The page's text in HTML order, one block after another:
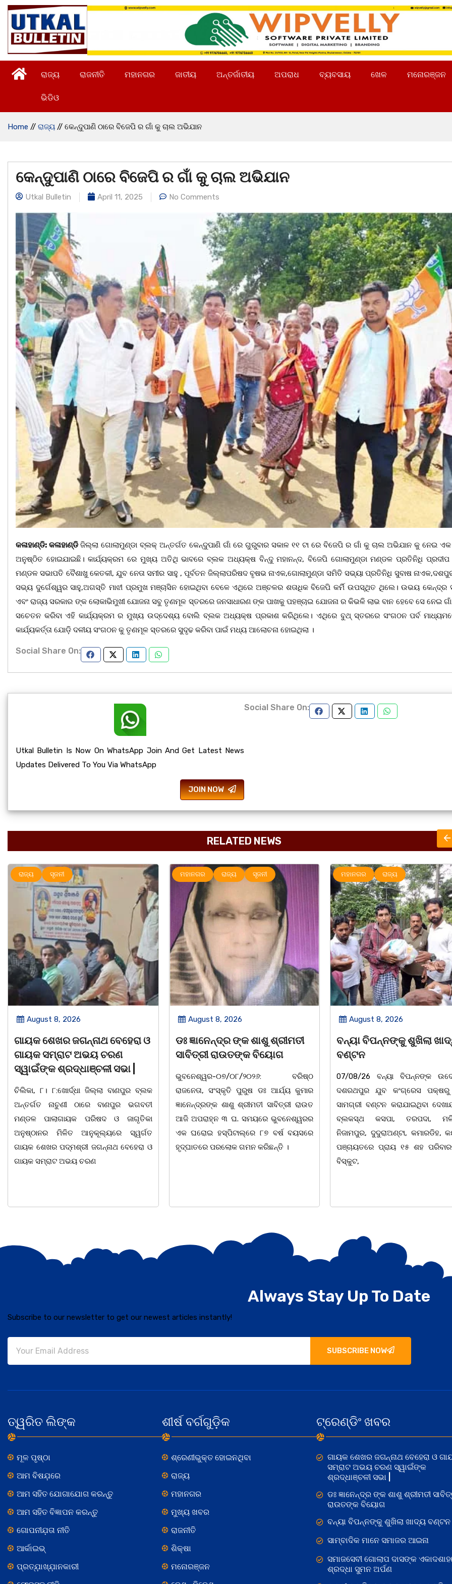
ରାଜ୍ୟ ରାଜନୀତି ମହାନଗର ଜାତୀୟ ଅନ୍ତର୍ଜାତୀୟ ଅପରାଧ ବ୍ୟବସାୟ ଖେଳ ମନୋରଞ୍ଜନ
ଭିଡିଓ
Home // ରାଜ୍ୟ // କେନ୍ଦୁପାଣି ଠାରେ ବିଜେପି ର ଗାଁ କୁ ଚାଲ ଅଭିଯାନ
କେନ୍ଦୁପାଣି ଠାରେ ବିଜେପି ର ଗାଁ କୁ ଚାଲ ଅଭିଯାନ
Utkal Bulletin April 11, 2025 No Comments
କଳାହାଣ୍ଡି: କଳାହାଣ୍ଡିଜିଲ୍ଲା ଗୋଲାମୁଣ୍ଡା ବ୍ଲକ୍ ଅନ୍ତର୍ଗତ କେନ୍ଦୁପାଣି ଗାଁ ରେ ଗୁରୁବାର ସକାଳ ୧୧ ଟା ରେ ବିଜେପି ର ଗାଁ କୁ ଚାଲ ଅଭିଯାନ କୁ ନେଇ
ଅନୁଷ୍ଠିତ ହୋଇଯାଇଛି। କାର୍ଯ୍ୟକ୍ରମ ରେ ମୁଖ୍ୟ ଅତିଥି ଭାବରେ ବ୍ଲକ ଅଧ୍ୟକ୍ଷ ବିନ୍ଦୁ ମହାନନ୍ଦ, ବିଜେପି ଗୋଲାମୁଣ୍ଡା ମଣ୍ଡଳ ପ୍ରତିନିଧି ପ୍ରଦୀପ
ମଣ୍ଡଳ ସଭାପତି ବୈଶାଖୁ କେତକୀ, ଯୁବ ନେତା ସମୀର ସାହୁ , ପୂର୍ବତନ ଜିଲ୍ଲାପରିଷଦ ବୃଷଭ ନାଏକ,ଗୋଲାମୁଣ୍ଡା ସମିତି ସଭ୍ୟା ପ୍ରତିନିଧି ସୁବାଷ
ସଭ୍ୟ ଦୁର୍ଗେଶ୍ୱର ସାହୁ,ଅଗସ୍ତି ମାଝୀ ପ୍ରମୁଖ ମଞ୍ଚାସିନ ହୋଇଥିବା ବେଳେ ଏଥିରେ ଅଞ୍ଚଳର ଶତାଧିକ ବିଜେପି କର୍ମି ଉପସ୍ଥିତ ଥିଲେ। ଉଭୟ କେନ୍ଦ୍ର
ଏବଂ ରାଜ୍ୟ ସରକାର ଙ୍କ ଲୋକାଭିମୁଖୀ ଯୋଜନା ସବୁ ତୃଣମୂଳ ସ୍ତରରେ ଜନସାଧାରଣ ଙ୍କ ପାଖକୁ ପହଞ୍ଚାଇ ଯୋଜନା ର କିଭଳି ଲାଭ ବାନ ହେବେ ସେ ନେଇ ଗାଁ
ସଚେତନ କରିବା ଏହି କାର୍ଯ୍ୟକ୍ରମ ର ମୁଖ୍ୟ ଉଦ୍ଦେଶ୍ୟ ବୋଲି ବ୍ଲକ ଅଧ୍ୟକ୍ଷ ପ୍ରକାଶ କରିଥିଲେ। ଏଥିରେ ବୁଥ୍ ସ୍ତରରେ ସଂଗଠନ ପର୍ବ
କାର୍ଯ୍ୟକର୍ତ୍ତା ଯୋଡ଼ି ଦଳୀୟ ସଂଗଠନ କୁ ତୃଣମୂଳ ସ୍ତରରେ ସୁଦୃଢ କରିବା ପାଇଁ ମଧ୍ୟ ଆଲୋଚନା ହୋଇଥିଲା ।
Social Share On:
Utkal Bulletin Is Now On WhatsApp Join And Get Latest News
Updates Delivered To You Via WhatsApp
JOIN NOW
Social Share On:
RELATED NEWS
ମହାନଗର ରାଜ୍ୟ
August 8, 2026
ଡଃ ଜ୍ଞାନେନ୍ଦ୍ର ଙ୍କ ଶାଶୁ ଶ୍ରୀମତୀ
ସାବିତ୍ରୀ ରାଉତଙ୍କ ବିୟୋଗ
ଭୁବନେଶ୍ୱର-୦୭/୦୮/୨୦୨୬: ବରିଷ୍ଠ
ରାଜନେତା, ସଂସ୍କୃତି ପୁରୁଷ ଡଃ ଆର୍ଯ୍ୟ କୁମାର
ଜ୍ଞାନେନ୍ଦ୍ରଙ୍କ ଶାଶୁ ଶ୍ରୀମତୀ ସାବିତ୍ରୀ ରାଉତ
ଆଜି ଅପରାହ୍ନ ୩ ଘ. ସମୟରେ ଭୁବନେଶ୍ୱରର
ଏକ ଘରୋଇ ହସ୍ପିଟାଲ୍ରେ ୮୭ ବର୍ଷ ବୟସରେ
ହୃଦ୍ଘାତରେ ପରଲୋକ ଗମନ କରିଛନ୍ତି ।
ମହାନଗର ରାଜ୍ୟ
August 8, 2026
ବନ୍ୟା ବିପନ୍ନଙ୍କୁ ଶୁଖିଲା ଖାଦ୍ୟ
ବଣ୍ଟନ
07/08/26 ବନ୍ୟା ବିପନ୍ନଙ୍କ ଉଦେଶ୍ୟରେ
ଦଶରଥପୁର ଯୁବ କଂଗ୍ରେସ ପକ୍ଷରୁ ରିଲିଫ
ସାମଗ୍ରୀ ବଣ୍ଟନ କରାଯାଇଥିବା ଦେଖାଯାଇଛି ।
ବ୍ଲକସ୍ଥ କସପା, ତରପଦା, ମଲିକାପୁର,
ନିଜାମପୁର, ଦୁଦୁରାଅଣ୍ଟା, କମାରଡିହ, କୟାଁ ଆଦି
ପଞ୍ଚାୟତରେ ପ୍ରାୟ ୧୫ ଶହ ପରିବାରକୁ ମୁଡି,
ରାଜ୍ୟ
August 8, 2026
ସାମ୍ବାଦିକ ମାନେ ସମାଜର
ବାଲିଅନ୍ତା-ପାହାଳ-ଧଉଳି କାର୍ଯ୍ୟରତ
ସଂଘର ବାର୍ଷିକ ଉତ୍ସବ
୮:ଅଟଳା ସ୍ଥିତ ଆସ୍ଥା
ମ୍ୟାନେଜମେଣ୍ଟ ଅଡିଟୋରିୟମରେ
ପାହାଳ-ଧଉଳି କାର୍ଯ୍ୟରତ
ବାର୍ଷିକ ଉତ୍ସବ ଅତ୍ୟନ୍ତ
ଅନୁଷ୍ଠିତ ହୋଇଯାଇଛି। ସଂଘର
ତଥା ଉପଦେଷ୍ଟା କିଶୋର
Always Stay Up To Date
Subscribe to our newsletter to get our newest articles instantly!
SUBSCRIBE NOW
ତ୍ୱରିତ ଲିଙ୍କ
ମୂଳ ପୃଷ୍ଠା
ଆମ ବିଷଯ଼ରେ
ଆମ ସହିତ ଯୋଗାଯୋଗ କରନ୍ତୁ
ଆମ ସହିତ ବିଜ୍ଞାପନ କରନ୍ତୁ
ଗୋପନୀଯ଼ତା ନୀତି
ଆର୍କାଇଭ୍
ପ୍ରତ୍ଯ଼ାଖ୍ଯ଼ାନକାରୀ
ଶୀର୍ଷ ବର୍ଗଗୁଡ଼ିକ
ଶ୍ରେଣୀଭୁକ୍ତ ହୋଇନଥିବା
ରାଜ୍ୟ
ମହାନଗର
ମୁଖ୍ୟ ଖବର
ରାଜନୀତି
ଶିକ୍ଷା
ମନୋରଞ୍ଜନ
ଟ୍ରେଣ୍ଡିଂ ଖବର
ଗାୟକ ଶେଖର ଜଗନ୍ନାଥ ବେହେରା ଓ
ସମ୍ରାଟ ଅଭୟ ଚରଣ ସ୍ୱାଇଁଙ୍କ
ଶ୍ରଦ୍ଧାଞ୍ଚଳୀ ସଭା |
ଡଃ ଜ୍ଞାନେନ୍ଦ୍ର ଙ୍କ ଶାଶୁ ଶ୍ରୀମତୀ
ରାଉତଙ୍କ ବିୟୋଗ
ବନ୍ୟା ବିପନ୍ନଙ୍କୁ ଶୁଖିଲା ଖାଦ୍ୟ ବଣ୍ଟନ
ସାମ୍ବାଦିକ ମାନେ ସମାଜର ଆଇନା
ସମାଜସେବୀ ଗୋଲାପ ଦାସଙ୍କ
ଶ୍ରଦ୍ଧା ସୁମନ ଅର୍ପଣ